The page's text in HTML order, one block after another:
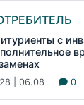
с
| 06.08 0